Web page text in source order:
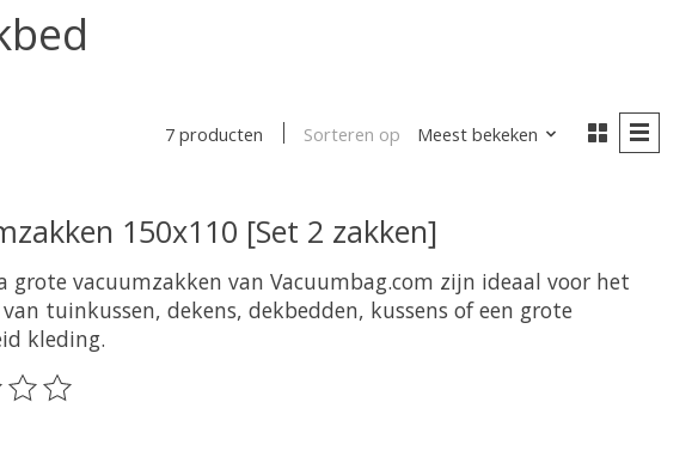
7 producten Sorteren op Meest bekeken
150x110 [Set 2 zakken]
grote vacuumzakken van Vacuumbag.com zijn ideaal voor het
tuinkussen, dekens, dekbedden, kussens of een grote
kleding.
van dit product is